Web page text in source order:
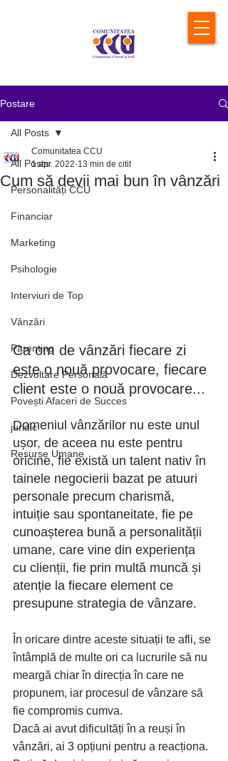
Postare
All Posts
Personalități CCU
Financiar
Marketing
Psihologie
Interviuri de Top
Vânzări
Parenting
Dezvoltare Personală
Povești Afaceri de Succes
juridic
Resurse Umane
All Posts
Cum să devii mai bun în vânzări
Comunitatea CCU
1 apr. 2022 13 min de citit
Ca om de vânzări fiecare zi
este o nouă provocare, fiecare
client este o nouă provocare...
Domeniul vânzărilor nu este unul
ușor, de aceea nu este pentru
oricine, fie există un talent nativ în
tainele negocierii bazat pe atuuri
personale precum charismă,
intuiție sau spontaneitate, fie pe
cunoașterea bună a personalității
umane, care vine din experiența
cu clienții, fie prin multă muncă și
atenție la fiecare element ce
presupune strategia de vânzare.
În oricare dintre aceste situații te afli, se
întâmplă de multe ori ca lucrurile să nu
meargă chiar în direcția în care ne
propunem, iar procesul de vânzare să
fie compromis cumva.
Dacă ai avut dificultăți în a reuși în
vânzări, ai 3 opțiuni pentru a reacționa.